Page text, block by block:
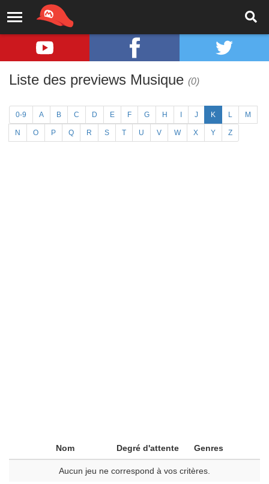
Liste des previews Musique (0)
0-9 A B C D E F G H J K L M
N O P Q R S T U V W X Y Z
Nom Degré d'attente Genres
Aucun jeu ne correspond à vos critères.